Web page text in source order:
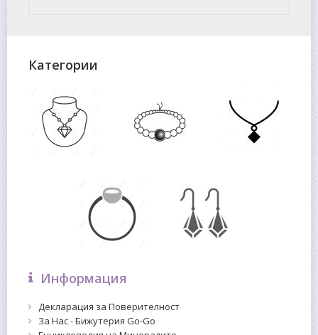
Категории
Информация
Декларация за Поверителност
За Нас - Бижутерия Go-Go